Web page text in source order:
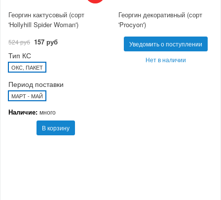
Георгин кактусовый (сорт
'Hollyhill Spider Woman')
524 руб 157 руб
Тип КС
ОКС, ПАКЕТ
Период поставки
МАРТ - МАЙ
Наличие: много
В корзину
Георгин декоративный (сорт
'Procyon')
Уведомить о поступлении
Нет в наличии